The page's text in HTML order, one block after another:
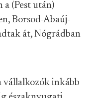
a (Pest után)
Borsod-Abaúj-
át, Nógrádban
vállalkozók inkább